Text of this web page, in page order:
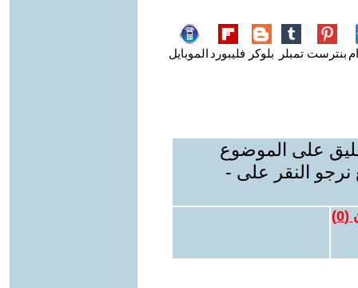
بنترست تمبلر بلوكر فليبورد الموبايل
على الموضوع
نرجو النقر على -
(
0
)